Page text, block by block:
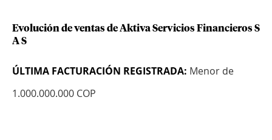
Evolución de ventas de Aktiva Servicios Financieros S
A S
ÚLTIMA FACTURACIÓN REGISTRADA: Menor de
1.000.000.000 COP